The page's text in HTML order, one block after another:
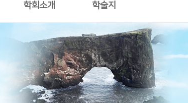
학회소개 학술지